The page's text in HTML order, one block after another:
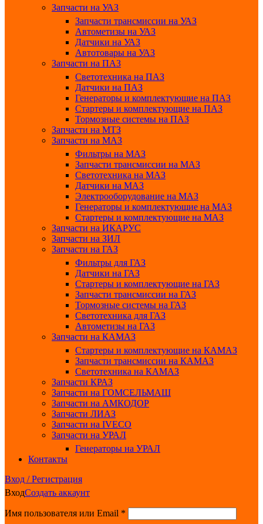
Запчасти на УАЗ
Запчасти трансмиссии на УАЗ
Автометизы на УАЗ
Датчики на УАЗ
Автотовары на УАЗ
Запчасти на ПАЗ
Светотехника на ПАЗ
Датчики на ПАЗ
Генераторы и комплектующие на ПАЗ
Стартеры и комплектующие на ПАЗ
Тормозные системы на ПАЗ
Запчасти на МТЗ
Запчасти на МАЗ
Фильтры на МАЗ
Запчасти трансмиссии на МАЗ
Светотехника на МАЗ
Датчики на МАЗ
Электрооборудование на МАЗ
Генераторы и комплектующие на МАЗ
Стартеры и комплектующие на МАЗ
Запчасти на ИКАРУС
Запчасти на ЗИЛ
Запчасти на ГАЗ
Фильтры для ГАЗ
Датчики на ГАЗ
Стартеры и комплектующие на ГАЗ
Запчасти трансмиссии на ГАЗ
Тормозные системы на ГАЗ
Светотехника для ГАЗ
Автометизы на ГАЗ
Запчасти на КАМАЗ
Стартеры и комплектующие на КАМАЗ
Запчасти трансмиссии на КАМАЗ
Светотехника на КАМАЗ
Запчасти КРАЗ
Запчасти на ГОМСЕЛЬМАШ
Запчасти на АМКОДОР
Запчасти ЛИАЗ
Запчасти на IVECO
Запчасти на УРАЛ
Генераторы на УРАЛ
Контакты
Вход / Регистрация
ВходСоздать аккаунт
Имя пользователя или Email *